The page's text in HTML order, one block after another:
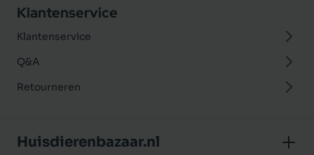
Klantenservice
Klantenservice
Q&A
Retourneren
Huisdierenbazaar.nl